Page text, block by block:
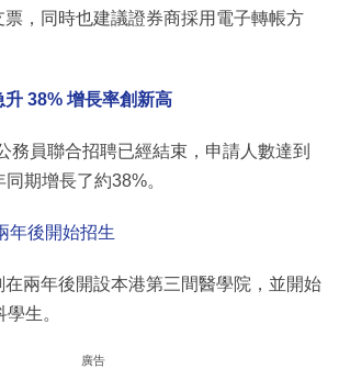
，同時也建議證券商採用電子轉帳方
38% 增長率創新高
務員聯合招聘已經結束，申請人數達到
期增長了約38%。
年後開始招生
兩年後開設本港第三間醫學院，並開始
生。
廣告